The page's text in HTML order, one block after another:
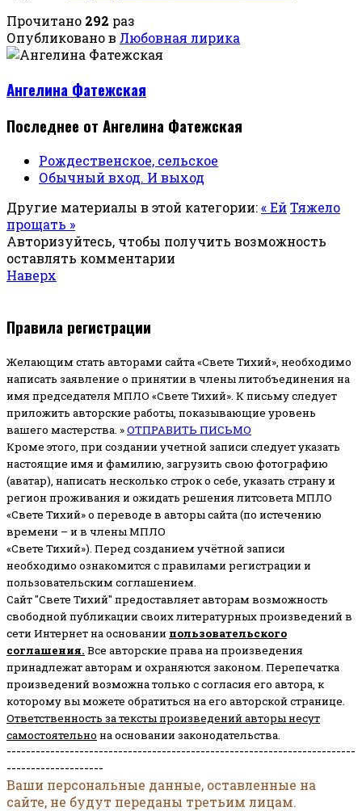
Прочитано 292 раз
Опубликовано в Любовная лирика
Ангелина Фатежская
Последнее от Ангелина Фатежская
Рождественское, сельское
Обычный вход. И выход
Другие материалы в этой категории:« Ей Тяжело
прощать »
Авторизуйтесь, чтобы получить возможность
оставлять комментарии
Наверх
Правила регистрации
Желающим стать авторами сайта «Свете Тихий», необходимо
написать заявление о принятии в члены литобъединения на
имя председателя МПЛО «Свете Тихий». К письму следует
приложить авторские работы, показывающие уровень
вашего мастерства. »ОТПРАВИТЬ ПИСЬМО
Кроме этого, при создании учетной записи следует указать
настоящие имя и фамилию, загрузить свою фотографию
(аватар), написать несколько строк о себе, указать страну и
регион проживания и ожидать решения литсовета МПЛО
«Свете Тихий» о переводе в авторы сайта (по истечению
времени – и в члены МПЛО
«Свете Тихий»). Перед созданием учётной записи
необходимо ознакомится с правилами регистрации и
пользовательским соглашением.
Сайт "Свете Тихий" предоставляет авторам возможность
свободной публикации своих литературных произведений в
сети Интернет на основании пользовательского
соглашения. Все авторские права на произведения
принадлежат авторам и охраняются законом. Перепечатка
произведений возможна только с согласия его автора, к
которому вы можете обратиться на его авторской странице.
Ответственность за тексты произведений авторы несут
самостоятельно на основании законодательства.
------------------------------------------------------------------------
--------------------
Ваши персональные данные, оставленные на
сайте, не будут переданы третьим лицам.